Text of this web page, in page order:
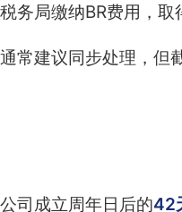
务局缴纳BR费用，取
常建议同步处理，但
司成立周年日后的42